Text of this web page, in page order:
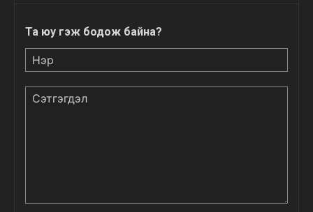
Та юу гэж бодож байна?